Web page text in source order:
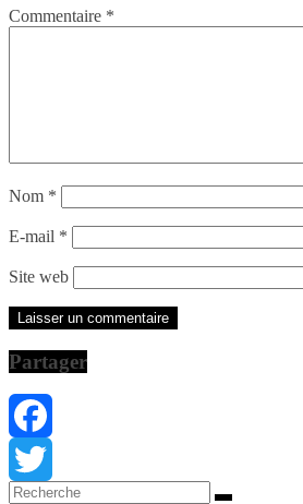
Commentaire *
Nom *
E-mail *
Site web
Partager
Facebook